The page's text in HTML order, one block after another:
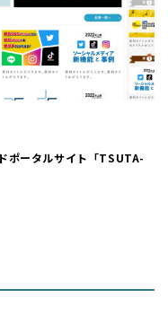
ポータルサイト「TSUTA-